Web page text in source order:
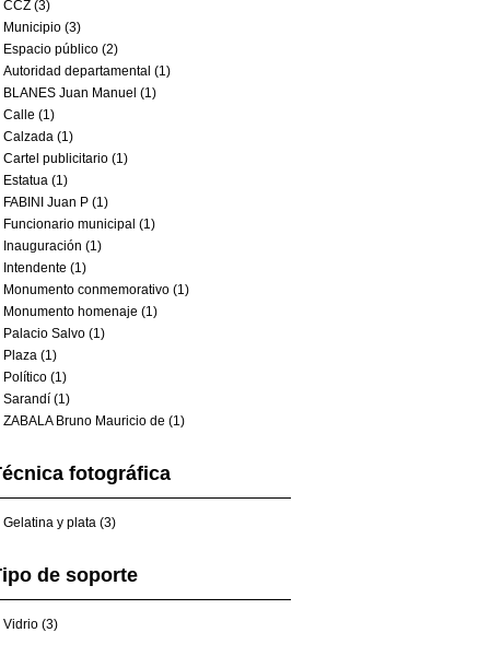
CCZ (3)
Municipio (3)
Espacio público (2)
Autoridad departamental (1)
BLANES Juan Manuel (1)
Calle (1)
Calzada (1)
Cartel publicitario (1)
Estatua (1)
FABINI Juan P (1)
Funcionario municipal (1)
Inauguración (1)
Intendente (1)
Monumento conmemorativo (1)
Monumento homenaje (1)
Palacio Salvo (1)
Plaza (1)
Político (1)
Sarandí (1)
ZABALA Bruno Mauricio de (1)
fotográfica
Gelatina y plata (3)
de soporte
Vidrio (3)